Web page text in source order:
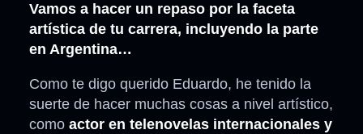
Vamos a hacer un repaso por la faceta
artística de tu carrera, incluyendo la parte
en Argentina…
Como te digo querido Eduardo, he tenido la
suerte de hacer muchas cosas a nivel artístico,
como actor en telenovelas internacionales y